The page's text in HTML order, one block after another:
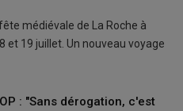
médiévale de La Roche à
et 19 juillet. Un nouveau voyage
: "Sans dérogation, c'est